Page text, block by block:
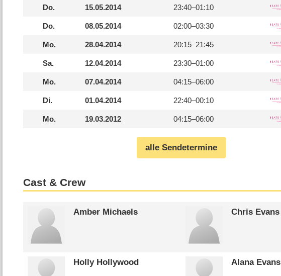
Do. 15.05.2014 23:40–01:10
Do. 08.05.2014 02:00–03:30
Mo. 28.04.2014 20:15–21:45
Sa. 12.04.2014 23:30–01:00
Mo. 07.04.2014 04:15–06:00
Di. 01.04.2014 22:40–00:10
Mo. 19.03.2012 04:15–06:00
alle Sendetermine
Cast & Crew
Amber Michaels Chris Evans
Holly Hollywood Alana Evans